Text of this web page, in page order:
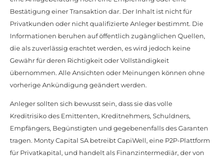
Bestätigung einer Transaktion dar. Der Inhalt ist nicht für
Privatkunden oder nicht qualifizierte Anleger bestimmt. Die
Informationen beruhen auf öffentlich zugänglichen Quellen,
die als zuverlässig erachtet werden, es wird jedoch keine
Gewähr für deren Richtigkeit oder Vollständigkeit
übernommen. Alle Ansichten oder Meinungen können ohne
vorherige Ankündigung geändert werden.
Anleger sollten sich bewusst sein, dass sie das volle
Kreditrisiko des Emittenten, Kreditnehmers, Schuldners,
Empfängers, Begünstigten und gegebenenfalls des Garanten
tragen. Monty Capital SA betreibt CapiWell, eine P2P-Plattform
für Privatkapital, und handelt als Finanzintermediär, der von